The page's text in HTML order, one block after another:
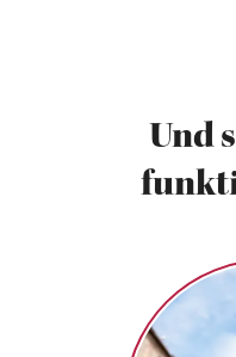
Und